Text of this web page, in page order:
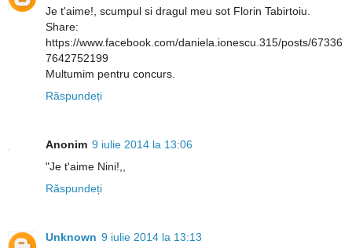
Je t'aime!, scumpul si dragul meu sot Florin Tabirtoiu.
Share:
https://www.facebook.com/daniela.ionescu.315/posts/67336
7642752199
Multumim pentru concurs.
Răspundeți
Anonim 9 iulie 2014 la 13:06
"Je t'aime Nini!,,
Răspundeți
Unknown 9 iulie 2014 la 13:13